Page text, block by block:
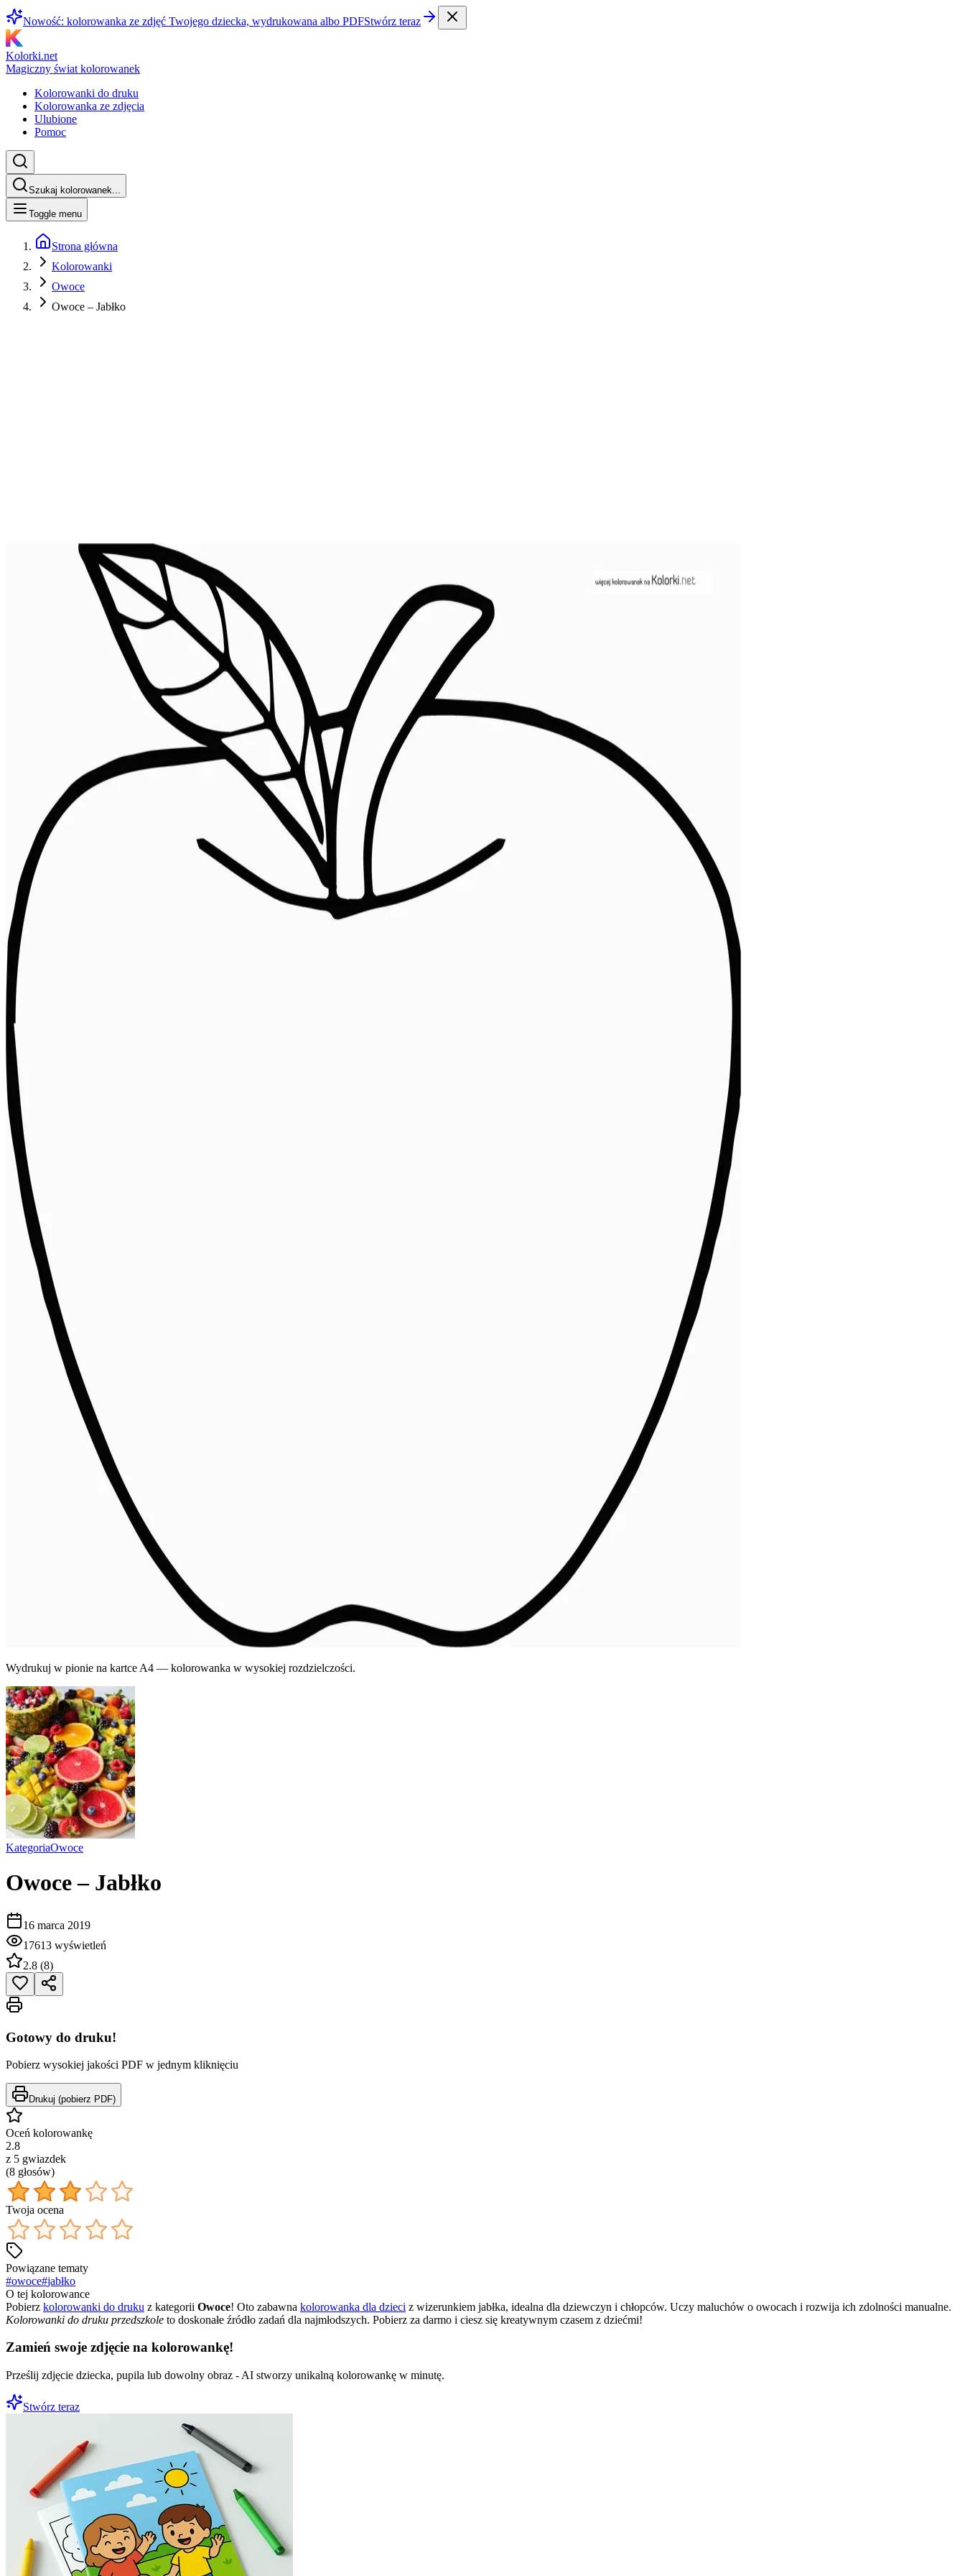
Nowość: kolorowanka ze zdjęć Twojego dziecka, wydrukowana albo PDFStwórz teraz
Kolorki.net
Magiczny świat kolorowanek
Kolorowanki do druku
Kolorowanka ze zdjęcia
Ulubione
Pomoc
Szukaj kolorowanek...
Toggle menu
Strona główna
Kolorowanki
Owoce
Owoce – Jabłko
Wydrukuj w pionie na kartce A4 — kolorowanka w wysokiej rozdzielczości.
KategoriaOwoce
Owoce – Jabłko
16 marca 2019
17613 wyświetleń
2.8 (8)
Gotowy do druku!
Pobierz wysokiej jakości PDF w jednym kliknięciu
Drukuj (pobierz PDF)
Oceń kolorowankę
2.8
z 5 gwiazdek
(8 głosów)
Twoja ocena
Powiązane tematy
#owoce#jabłko
O tej kolorowance
Pobierz kolorowanki do druku z kategorii Owoce! Oto zabawna kolorowanka dla dzieci z wizerunkiem jabłka, idealna dla dziewczyn i chłopców. Uczy maluchów o owocach i rozwija ich zdolności manualne.
Kolorowanki do druku przedszkole to doskonałe źródło zadań dla najmłodszych. Pobierz za darmo i ciesz się kreatywnym czasem z dziećmi!
Zamień swoje zdjęcie na kolorowankę!
Prześlij zdjęcie dziecka, pupila lub dowolny obraz - AI stworzy unikalną kolorowankę w minutę.
Stwórz teraz